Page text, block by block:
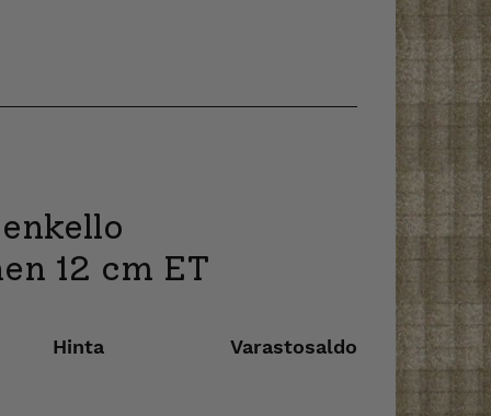
12 cm ET
Hinta Varastosaldo